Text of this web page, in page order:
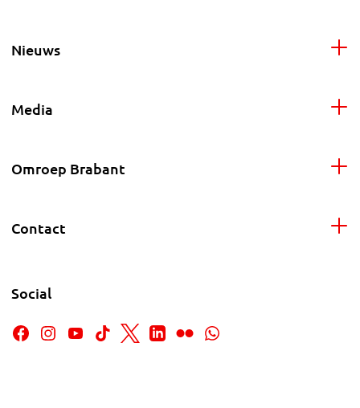
Nieuws
Media
Omroep Brabant
Contact
Social